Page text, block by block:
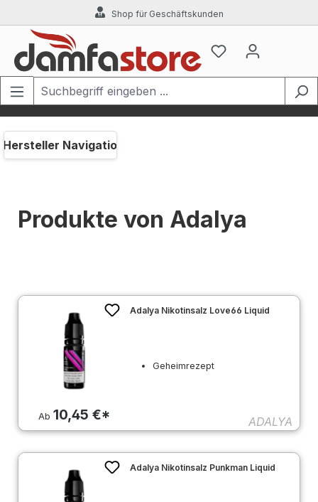
Zum Hauptinhalt springenShop für Geschäftskunden
Hersteller Navigation
Produkte von Adalya
Ab 10,45 €*
Adalya Nikotinsalz Love66 Liquid
Geheimrezept
ADALYA
Adalya Nikotinsalz Punkman Liquid